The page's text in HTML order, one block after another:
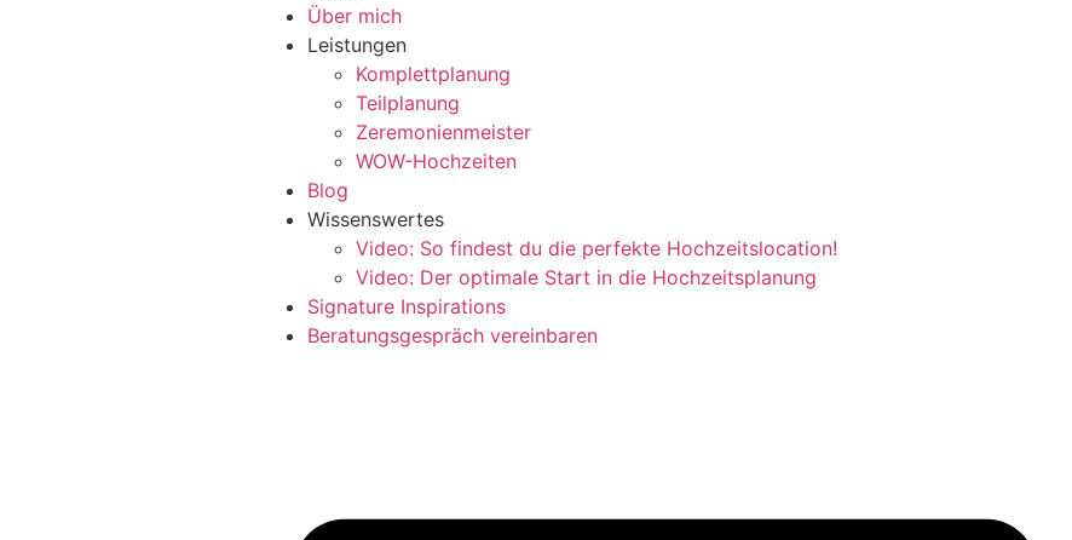
Über mich
Leistungen
Komplettplanung
Teilplanung
Zeremonienmeister
WOW-Hochzeiten
Blog
Wissenswertes
Video: So findest du die perfekte Hochzeitslocation!
Video: Der optimale Start in die Hochzeitsplanung
Signature Inspirations
Beratungsgespräch vereinbaren